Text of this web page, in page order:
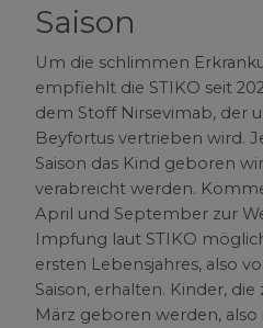
Saison
Um die schlimmen
empfiehlt die STIKO seit
dem Stoff Nirsevimab, der
Beyfortus vertrieben wird.
Saison das Kind geboren
verabreicht werden.
April und September zur
Impfung laut STIKO
ersten Lebensjahres, also
Saison, erhalten. Kinder,
März geboren werden, also